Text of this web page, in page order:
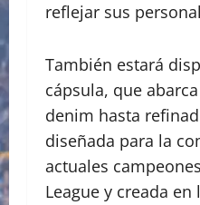
reflejar sus
También estará
cápsula, que
denim hasta
diseñada para la
actuales
League y creada